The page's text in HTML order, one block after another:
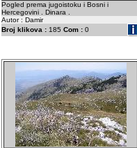
Pogled prema jugoistoku i Bosni i
Hercegovini . Dinara .
Autor : Damir
Broj klikova : 185 Com : 0